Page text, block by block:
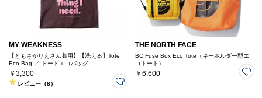
MY WEAKNESS
【ともさかりえさん着用】【洗える】Tote
Eco Bag ／ トートエコバッグ
￥3,300
レビュー（8）
THE NORTH FACE
BC Fuse Box Eco Tote（キーホルダー型エ
コトート）
￥6,600